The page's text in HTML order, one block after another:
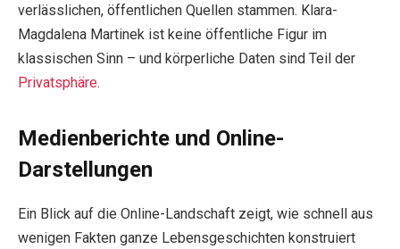
verlässlichen, öffentlichen Quellen stammen. Klara-
Magdalena Martinek ist keine öffentliche Figur im
klassischen Sinn – und körperliche Daten sind Teil der
Privatsphäre.
Medienberichte und Online-
Darstellungen
Ein Blick auf die Online-Landschaft zeigt, wie schnell aus
wenigen Fakten ganze Lebensgeschichten konstruiert